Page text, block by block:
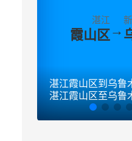
湛江
霞山区→
湛江霞山区到乌鲁
湛江霞山区至乌鲁